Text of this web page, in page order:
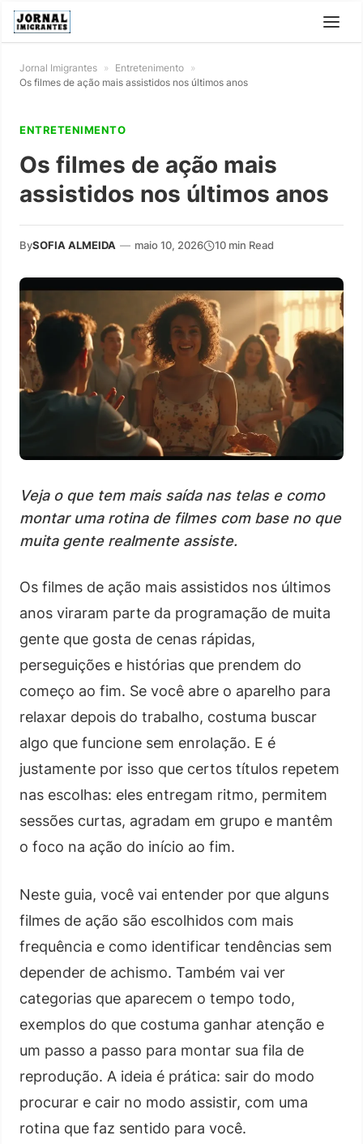
Jornal Imigrantes » Entretenimento »
Os filmes de ação mais assistidos nos últimos anos
ENTRETENIMENTO
Os filmes de ação mais
assistidos nos últimos anos
BySOFIA ALMEIDA — maio 10, 2026 10 min Read
Veja o que tem mais saída nas telas e como
montar uma rotina de filmes com base no que
muita gente realmente assiste.
Os filmes de ação mais assistidos nos últimos
anos viraram parte da programação de muita
gente que gosta de cenas rápidas,
perseguições e histórias que prendem do
começo ao fim. Se você abre o aparelho para
relaxar depois do trabalho, costuma buscar
algo que funcione sem enrolação. E é
justamente por isso que certos títulos repetem
nas escolhas: eles entregam ritmo, permitem
sessões curtas, agradam em grupo e mantêm
o foco na ação do início ao fim.
Neste guia, você vai entender por que alguns
filmes de ação são escolhidos com mais
frequência e como identificar tendências sem
depender de achismo. Também vai ver
categorias que aparecem o tempo todo,
exemplos do que costuma ganhar atenção e
um passo a passo para montar sua fila de
reprodução. A ideia é prática: sair do modo
procurar e cair no modo assistir, com uma
rotina que faz sentido para você.